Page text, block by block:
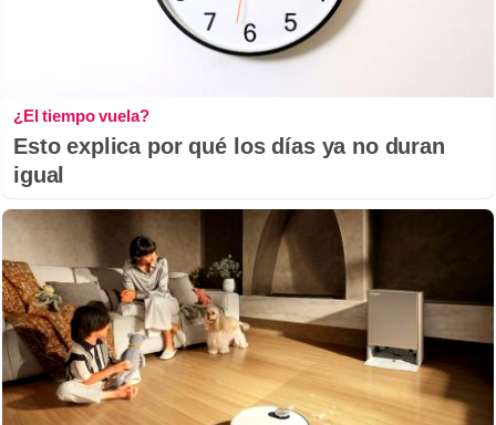
¿El tiempo vuela?
Esto explica por qué los días ya no duran
igual